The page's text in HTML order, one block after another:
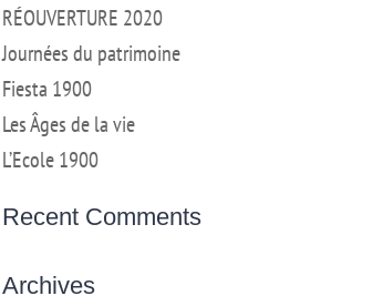
RÉOUVERTURE 2020
Journées du patrimoine
Fiesta 1900
Les Âges de la vie
L’Ecole 1900
Recent Comments
Archives